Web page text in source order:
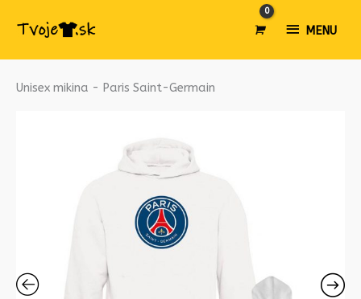
MENU
MENU
Unisex mikina - Paris Saint-Germain
množstvo